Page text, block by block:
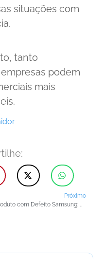
situações com
tanto
podem
mais
Próximo
Produto com Defeito Samsung: Quais São Seus Direitos?